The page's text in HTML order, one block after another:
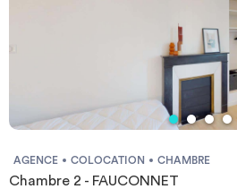
AGENCE COLOCATION CHAMBRE
Chambre 2 - FAUCONNET